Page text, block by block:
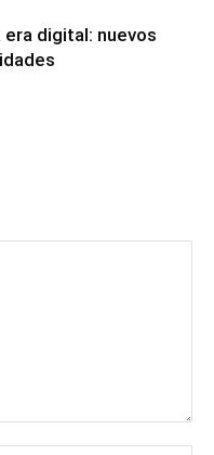
era digital: nuevos